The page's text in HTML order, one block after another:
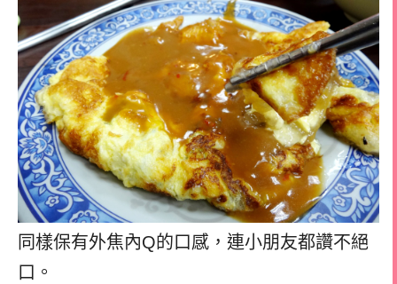
同樣保有外焦內Q的口感，連小朋友都讚不絕
口。